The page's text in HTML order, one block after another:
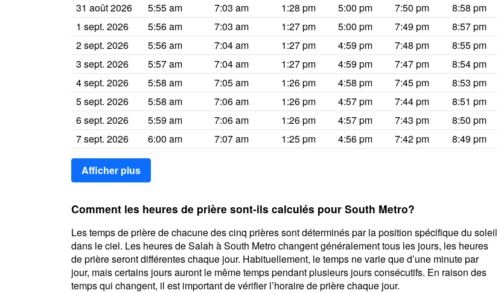
31 août 2026
5:55 am 7:03 am 1:28 pm 5:00 pm 7:50 pm
8:58 pm
1 sept. 2026
5:56 am 7:03 am 1:27 pm 5:00 pm 7:49 pm
8:57 pm
2 sept. 2026
5:56 am 7:04 am 1:27 pm 4:59 pm 7:48 pm
8:55 pm
3 sept. 2026
5:57 am 7:04 am 1:27 pm 4:59 pm 7:47 pm
8:54 pm
4 sept. 2026
5:58 am 7:05 am 1:26 pm 4:58 pm 7:45 pm
8:53 pm
5 sept. 2026
5:58 am 7:06 am 1:26 pm 4:57 pm 7:44 pm
8:51 pm
6 sept. 2026
5:59 am 7:06 am 1:26 pm 4:57 pm 7:43 pm
8:50 pm
7 sept. 2026
6:00 am 7:07 am 1:25 pm 4:56 pm 7:42 pm 8:49 pm
Afficher plus
Comment les heures de prière sont-ils calculés pour South Metro?
Les temps de prière de chacune des cinq prières sont déterminés par la position spécifique du soleil
dans le ciel. Les heures de Salah à South Metro changent généralement tous les jours, les heures
de prière seront différentes chaque jour. Habituellement, le temps ne varie que d’une minute par
jour, mais certains jours auront le même temps pendant plusieurs jours consécutifs. En raison des
temps qui changent, il est important de vérifier l’horaire de prière chaque jour.